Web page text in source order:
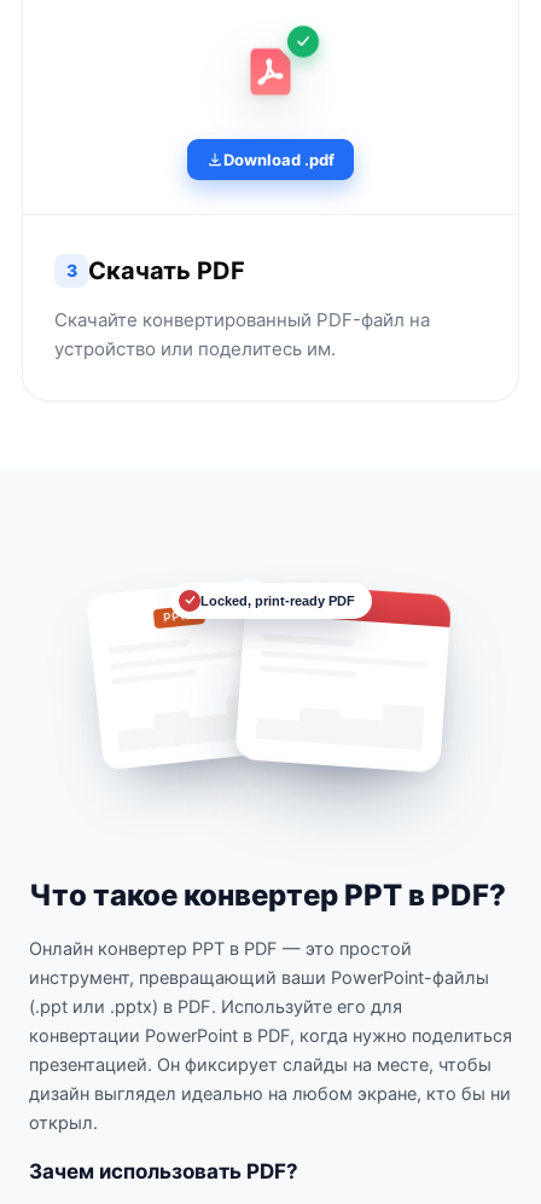
Download .pdf
3 Скачать PDF
Скачайте конвертированный PDF-файл на
устройство или поделитесь им.
Locked, print-ready PDF
PPTX
Deck.pdf
Что такое конвертер PPT в PDF?
Онлайн конвертер PPT в PDF — это простой
инструмент, превращающий ваши PowerPoint-файлы
(.ppt или .pptx) в PDF. Используйте его для
конвертации PowerPoint в PDF, когда нужно поделиться
презентацией. Он фиксирует слайды на месте, чтобы
дизайн выглядел идеально на любом экране, кто бы ни
открыл.
Зачем использовать PDF?